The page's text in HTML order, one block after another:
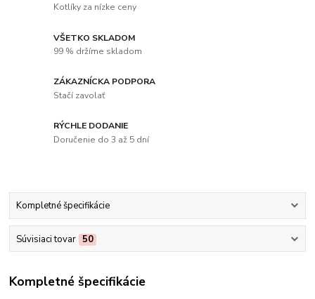
Kotlíky za nízke ceny
VŠETKO SKLADOM
99 % držíme skladom
ZÁKAZNÍCKA PODPORA
Stačí zavolať
RÝCHLE DODANIE
Doručenie do 3 až 5 dní
Kompletné špecifikácie
Súvisiaci tovar 50
Kompletné špecifikácie